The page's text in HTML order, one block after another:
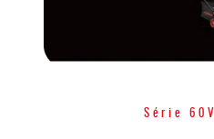
Série 60V